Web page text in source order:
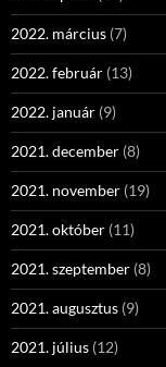
2022. március (7)
2022. február (13)
2022. január (9)
2021. december (8)
2021. november (19)
2021. október (11)
2021. szeptember (8)
2021. augusztus (9)
2021. július (12)